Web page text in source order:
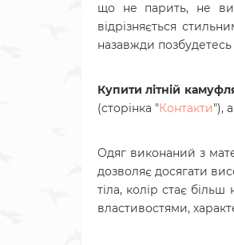
що не парить, не
відрізняється
назавжди
Купити літній
(сторінка "Контакти"),
Одяг виконаний з
дозволяє досягати
тіла, колір стає
властивостями,